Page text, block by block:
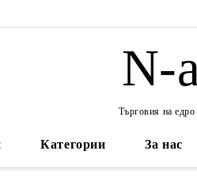
N-
Търговия на
Категории За нас